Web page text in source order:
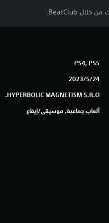
PS4, PS5
24‏/5‏/2023
HYPERBOLIC MAGNETISM S.R.O.
ألعاب جماعية, موسيقى/إيقاع